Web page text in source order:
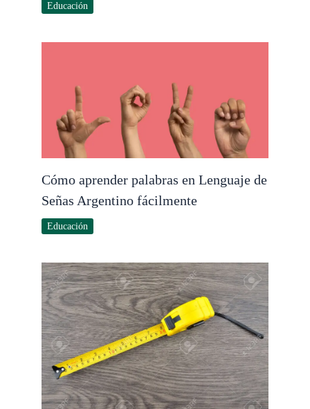
Educación
Cómo aprender palabras en Lenguaje de
Señas Argentino fácilmente
Educación